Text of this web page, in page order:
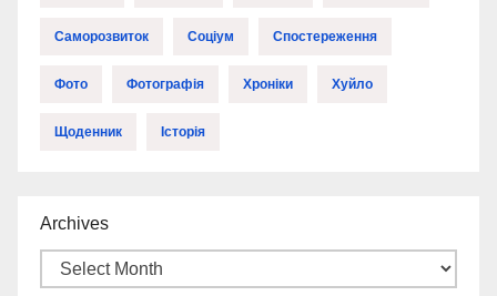
Саморозвиток Соціум Спостереження
Фото Фотографія Хроніки Хуйло
Щоденник Історія
Archives